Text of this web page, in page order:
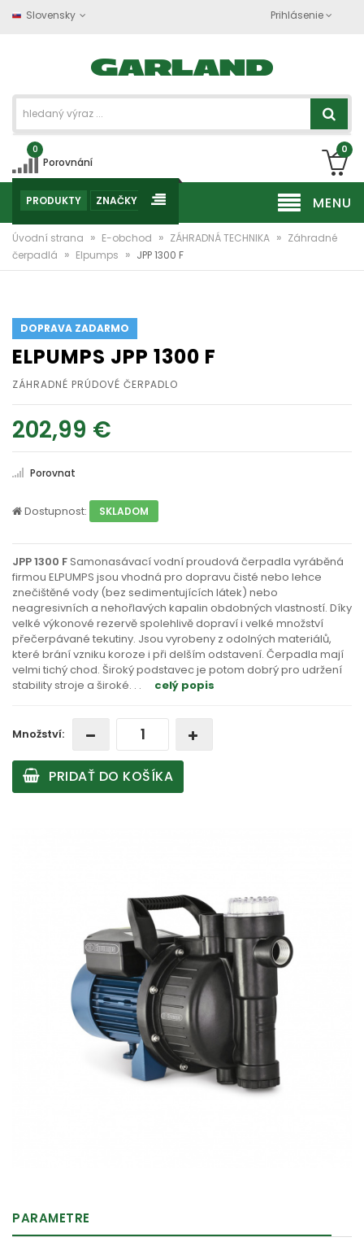
Slovensky Prihlásenie
0
Porovnání
0
MENU
PRODUKTY ZNAČKY
Úvodní strana » E-obchod » ZÁHRADNÁ TECHNIKA » Záhradné
čerpadlá » Elpumps » JPP 1300 F
DOPRAVA ZADARMO
ELPUMPS JPP 1300 F
ZÁHRADNÉ PRÚDOVÉ ČERPADLO
202,99 €
Porovnat
Dostupnost: SKLADOM
JPP 1300 FSamonasávací vodní proudová čerpadla vyráběná
firmou ELPUMPS jsou vhodná pro dopravu čisté nebo lehce
znečištěné vody (bez sedimentujících látek) nebo
neagresivních a nehořlavých kapalin obdobných vlastností. Díky
velké výkonové rezervě spolehlivě dopraví i velké množství
přečerpávané tekutiny. Jsou vyrobeny z odolných materiálů,
které brání vzniku koroze i při delším odstavení. Čerpadla mají
velmi tichý chod. Široký podstavec je potom dobrý pro udržení
stability stroje a široké. . . celý popis
Množství:
PRIDAŤ DO KOŠÍKA
PARAMETRE